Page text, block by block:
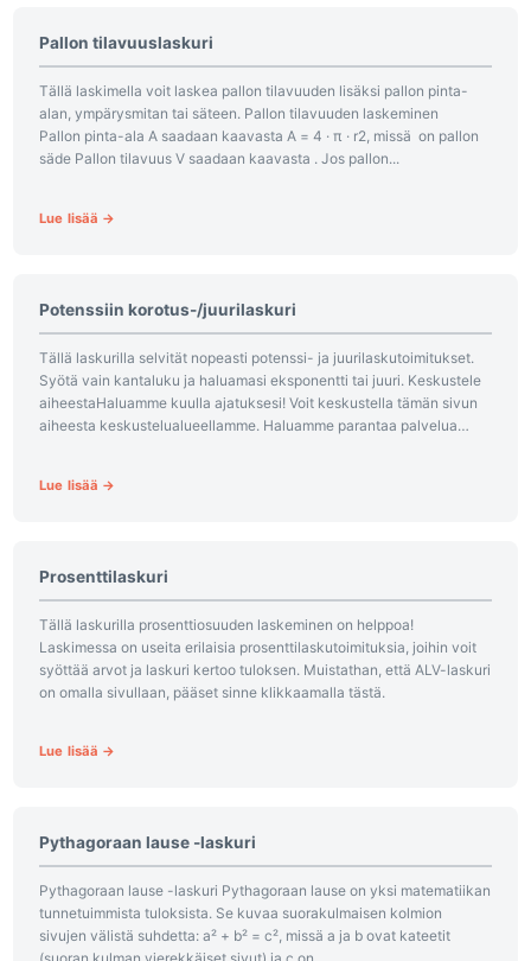
Pallon tilavuuslaskuri
Tällä laskimella voit laskea pallon tilavuuden lisäksi pallon pinta-
alan, ympärysmitan tai säteen. Pallon tilavuuden laskeminen
Pallon pinta-ala A saadaan kaavasta A = 4 · π · r2, missä on pallon
säde Pallon tilavuus V saadaan kaavasta . Jos pallon...
Lue lisää →
Potenssiin korotus-/juurilaskuri
Tällä laskurilla selvität nopeasti potenssi- ja juurilaskutoimitukset.
Syötä vain kantaluku ja haluamasi eksponentti tai juuri. Keskustele
aiheestaHaluamme kuulla ajatuksesi! Voit keskustella tämän sivun
aiheesta keskustelualueellamme. Haluamme parantaa palvelua
Lue lisää →
Prosenttilaskuri
Tällä laskurilla prosenttiosuuden laskeminen on helppoa!
Laskimessa on useita erilaisia prosenttilaskutoimituksia, joihin voit
syöttää arvot ja laskuri kertoo tuloksen. Muistathan, että ALV-laskuri
on omalla sivullaan, pääset sinne klikkaamalla tästä.
Lue lisää →
Pythagoraan lause -laskuri
Pythagoraan lause -laskuri Pythagoraan lause on yksi matematiikan
tunnetuimmista tuloksista. Se kuvaa suorakulmaisen kolmion
sivujen välistä suhdetta: a² + b² = c², missä a ja b ovat kateetit